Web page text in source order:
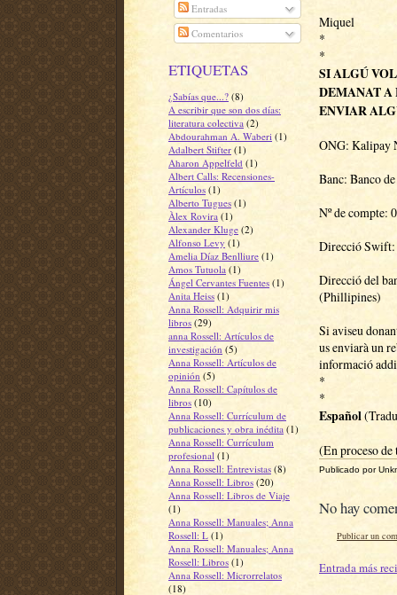
Entradas
Comentarios
ETIQUETAS
¿Sabías que...? (8)
A escribir que son dos días:
literatura colectiva (2)
Abdourahman A. Waberi (1)
Adalbert Stifter (1)
Aharon Appelfeld (1)
Albert Calls: Recensiones-
Artículos (1)
Alberto Tugues (1)
Àlex Rovira (1)
Alexander Kluge (2)
Alfonso Levy (1)
Amelia Díaz Benlliure (1)
Amos Tutuola (1)
Ángel Cervantes Fuentes (1)
Anita Heiss (1)
Anna Rossell: Adquirir mis
libros (29)
anna Rossell: Artículos de
investigación (5)
Anna Rossell: Artículos de
opinión (5)
Anna Rossell: Capítulos de
libros (10)
Anna Rossell: Currículum de
publicaciones y obra inédita (1)
Anna Rossell: Currículum
profesional (1)
Anna Rossell: Entrevistas (8)
Anna Rossell: Libros (20)
Anna Rossell: Libros de Viaje
(1)
Anna Rossell: Manuales; Anna
Rossell: L (1)
Anna Rossell: Manuales; Anna
Rossell: Libros (1)
Anna Rossell: Microrrelatos
(18)
Miquel
*
*
SI ALGÚ
DEMANAT A
ENVIAR
ONG: Kalipay
Banc: Banco
Nº de compte:
Direcció
Direcció del
(Phillipines)
Si aviseu
us enviarà un
informació
*
*
Español
(En proceso
Publicado por
No hay
Publicar un
Entrada más